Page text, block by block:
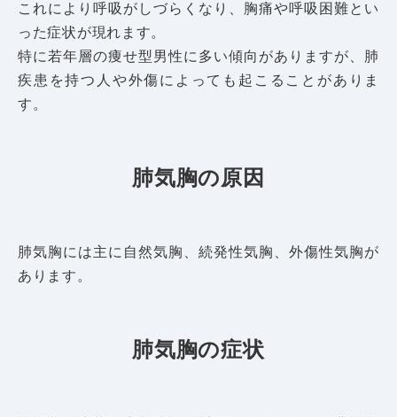
これにより呼吸がしづらくなり、胸痛や呼吸困難とい
った症状が現れます。
特に若年層の痩せ型男性に多い傾向がありますが、肺
疾患を持つ人や外傷によっても起こることがありま
す。
肺気胸の原因
肺気胸には主に自然気胸、続発性気胸、外傷性気胸が
あります。
肺気胸の症状